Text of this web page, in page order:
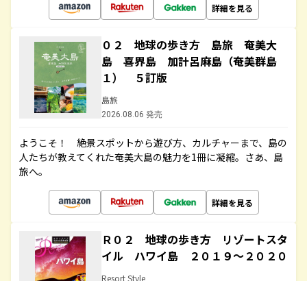
詳細を見る
０２ 地球の歩き方 島旅 奄美大
島 喜界島 加計呂麻島（奄美群島
１） ５訂版
島旅
2026.08.06 発売
ようこそ！ 絶景スポットから遊び方、カルチャーまで、島の
人たちが教えてくれた奄美大島の魅力を1冊に凝縮。さあ、島
旅へ。
詳細を見る
Ｒ０２ 地球の歩き方 リゾートスタ
イル ハワイ島 ２０１９～２０２０
Resort Style